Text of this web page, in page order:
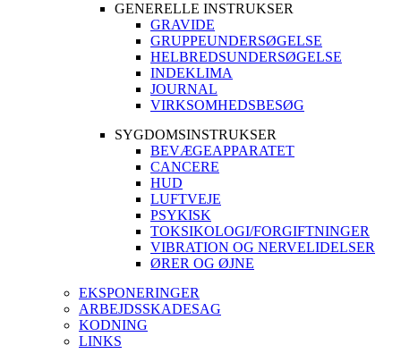
GENERELLE INSTRUKSER
GRAVIDE
GRUPPEUNDERSØGELSE
HELBREDSUNDERSØGELSE
INDEKLIMA
JOURNAL
VIRKSOMHEDSBESØG
SYGDOMSINSTRUKSER
BEVÆGEAPPARATET
CANCERE
HUD
LUFTVEJE
PSYKISK
TOKSIKOLOGI/FORGIFTNINGER
VIBRATION OG NERVELIDELSER
ØRER OG ØJNE
EKSPONERINGER
ARBEJDSSKADESAG
KODNING
LINKS